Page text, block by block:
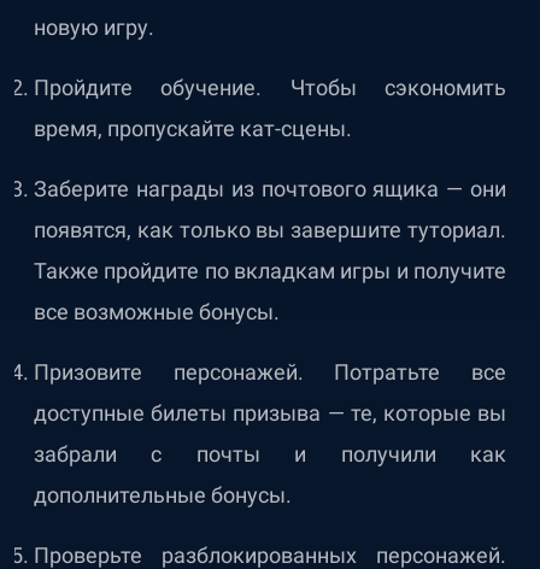
новую игру.
Пройдите обучение. Чтобы сэкономить
время, пропускайте кат-сцены.
Заберите награды из почтового ящика — они
появятся, как только вы завершите туториал.
Также пройдите по вкладкам игры и получите
все возможные бонусы.
Призовите персонажей. Потратьте все
доступные билеты призыва — те, которые вы
забрали с почты и получили как
дополнительные бонусы.
Проверьте разблокированных персонажей.